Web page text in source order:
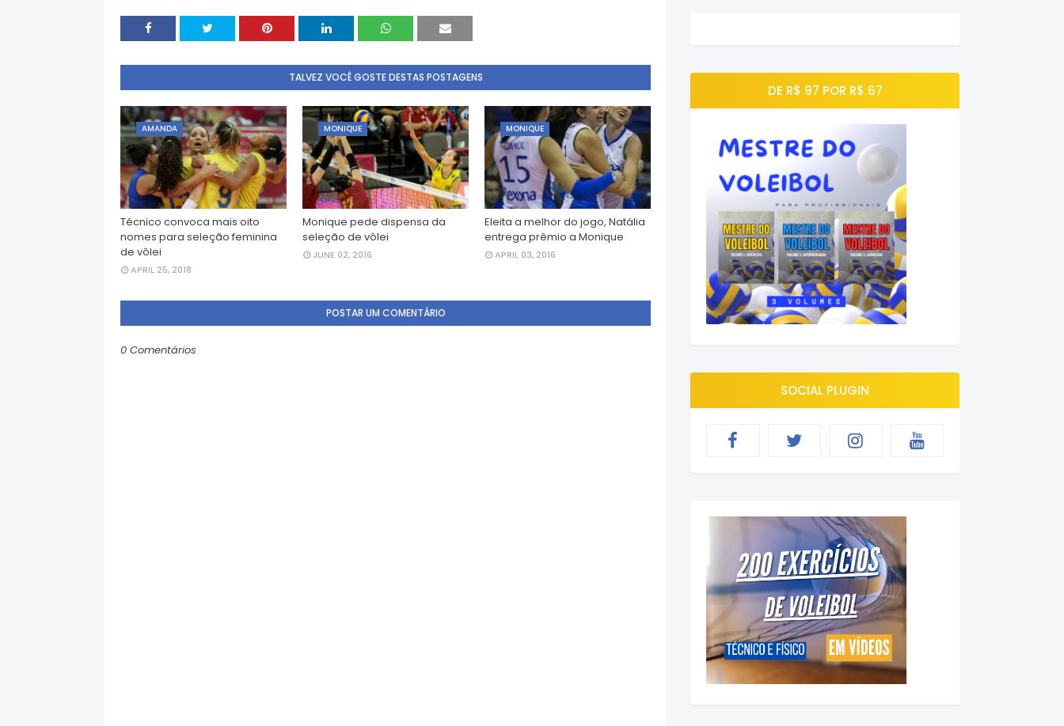
TALVEZ VOCÊ GOSTE DESTAS POSTAGENS
AMANDA
Técnico convoca mais oito
nomes para seleção feminina
de vôlei
APRIL 25, 2018
MONIQUE
Monique pede dispensa da
seleção de vôlei
JUNE 02, 2016
MONIQUE
Eleita a melhor do jogo, Natália
entrega prêmio a Monique
APRIL 03, 2016
POSTAR UM COMENTÁRIO
0 Comentários
DE R$ 97 POR R$ 67
SOCIAL PLUGIN